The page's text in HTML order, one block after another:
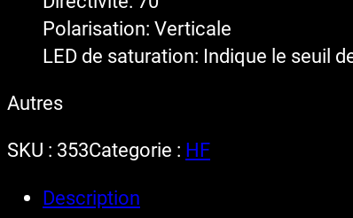
Polarisation: Verticale
LED de saturation: Indique le seuil
Autres
SKU : 353Categorie : HF
Description